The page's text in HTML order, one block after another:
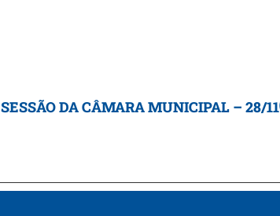
SESSÃO DA CÂMARA MUNICIPAL – 28/11